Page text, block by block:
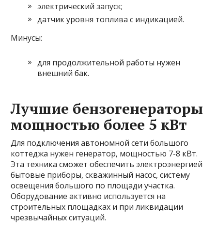
электрический запуск;
датчик уровня топлива с индикацией.
Минусы:
для продолжительной работы нужен
внешний бак.
Лучшие бензогенераторы
мощностью более 5 кВт
Для подключения автономной сети большого
коттеджа нужен генератор, мощностью 7-8 кВт.
Эта техника сможет обеспечить электроэнергией
бытовые приборы, скважинный насос, систему
освещения большого по площади участка.
Оборудование активно используется на
строительных площадках и при ликвидации
чрезвычайных ситуаций.